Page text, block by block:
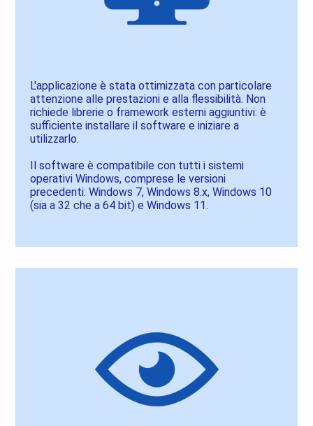
L'applicazione è stata ottimizzata con particolare
attenzione alle prestazioni e alla flessibilità. Non
richiede librerie o framework esterni aggiuntivi: è
sufficiente installare il software e iniziare a
utilizzarlo.
Il software è compatibile con tutti i sistemi
operativi Windows, comprese le versioni
precedenti: Windows 7, Windows 8.x, Windows 10
(sia a 32 che a 64 bit) e Windows 11.